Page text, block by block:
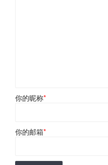
你的昵称*
你的邮箱*